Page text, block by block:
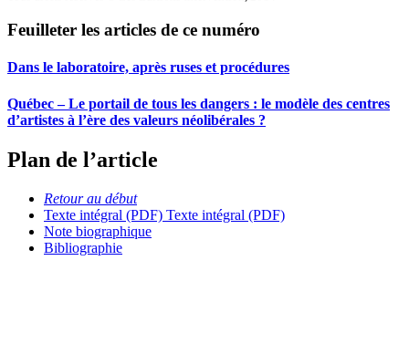
Feuilleter les articles de ce numéro
Dans le laboratoire, après ruses et procédures
Québec – Le portail de tous les dangers : le modèle des centres
d’artistes à l’ère des valeurs néolibérales ?
Plan de l’article
Retour au début
Texte intégral (PDF) Texte intégral (PDF)
Note biographique
Bibliographie